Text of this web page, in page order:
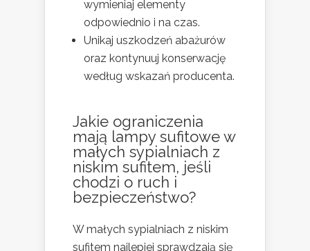
wymieniaj elementy
odpowiednio i na czas.
Unikaj uszkodzeń abażurów
oraz kontynuuj konserwację
według wskazań producenta.
Jakie ograniczenia
mają lampy sufitowe w
małych sypialniach z
niskim sufitem, jeśli
chodzi o ruch i
bezpieczeństwo?
W małych sypialniach z niskim
sufitem najlepiej sprawdzają się